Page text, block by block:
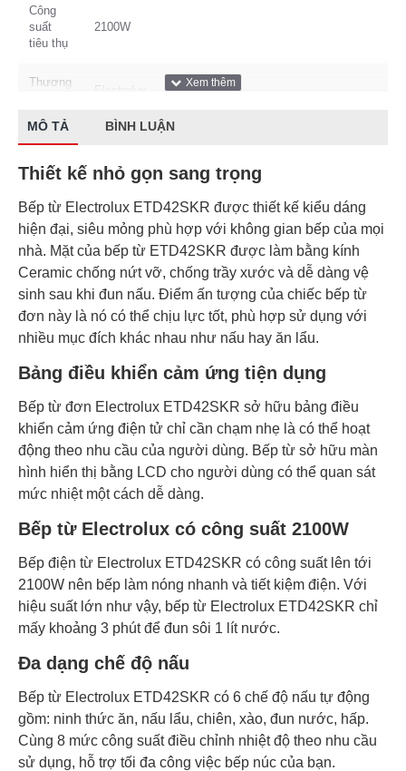
Công
suất
tiêu thụ
2100W
Thương
Electrolux
Tiện ích
khi không có nồi, Tự ngắt khi bếp nóng quá tải, Khoá
bảng điều khiển, Bảng điều khiển cảm ứng sang
trọng
MÔ TẢ BÌNH LUẬN
Thiết kế nhỏ gọn sang trọng
Bếp từ Electrolux ETD42SKR được thiết kế kiểu dáng
hiện đại, siêu mỏng phù hợp với không gian bếp của mọi
nhà. Mặt của bếp từ ETD42SKR được làm bằng kính
Ceramic chống nứt vỡ, chống trầy xước và dễ dàng vệ
sinh sau khi đun nấu. Điểm ấn tượng của chiếc bếp từ
đơn này là nó có thể chịu lực tốt, phù hợp sử dụng với
nhiều mục đích khác nhau như nấu hay ăn lẩu.
Bảng điều khiển cảm ứng tiện dụng
Bếp từ đơn Electrolux ETD42SKR sở hữu bảng điều
khiển cảm ứng điện tử chỉ cần chạm nhẹ là có thể hoạt
động theo nhu cầu của người dùng. Bếp từ sở hữu màn
hình hiển thị bằng LCD cho người dùng có thể quan sát
mức nhiệt một cách dễ dàng.
Bếp từ Electrolux có công suất 2100W
Bếp điện từ Electrolux ETD42SKR có công suất lên tới
2100W nên bếp làm nóng nhanh và tiết kiệm điện. Với
hiệu suất lớn như vậy, bếp từ Electrolux ETD42SKR chỉ
mấy khoảng 3 phút để đun sôi 1 lít nước.
Đa dạng chế độ nấu
Bếp từ Electrolux ETD42SKR có 6 chế độ nấu tự động
gồm: ninh thức ăn, nấu lẩu, chiên, xào, đun nước, hấp.
Cùng 8 mức công suất điều chỉnh nhiệt độ theo nhu cầu
sử dụng, hỗ trợ tối đa công việc bếp núc của bạn.